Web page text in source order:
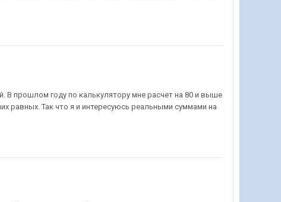
В прошлом году по калькулятору мне расчет на 80 и выше
равных. Так что я и интересуюсь реальными суммами на